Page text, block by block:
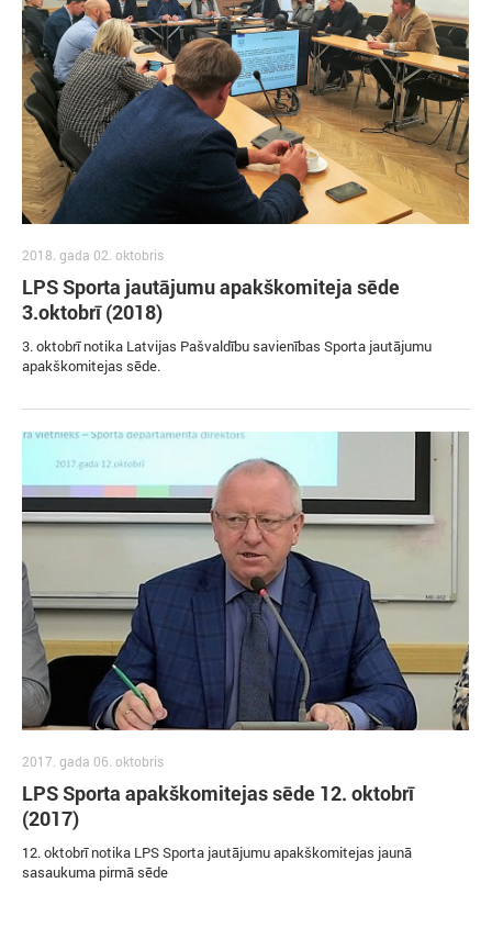
2018. gada 02. oktobris
LPS Sporta jautājumu apakškomiteja sēde
3.oktobrī (2018)
3. oktobrī notika Latvijas Pašvaldību savienības Sporta jautājumu
apakškomitejas sēde.
2017. gada 06. oktobris
LPS Sporta apakškomitejas sēde 12. oktobrī
(2017)
12. oktobrī notika LPS Sporta jautājumu apakškomitejas jaunā
sasaukuma pirmā sēde